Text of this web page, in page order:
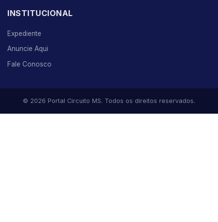
INSTITUCIONAL
Expediente
Anuncie Aqui
Fale Conosco
© 2026 Portal Circuito MS. Todos os direitos reservados.